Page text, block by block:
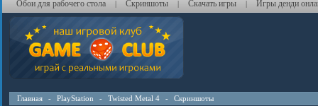
Обои для рабочего стола | Скриншоты | Скачать игры | Игры денди
Главная - PlayStation - Twisted Metal 4 - Скриншоты